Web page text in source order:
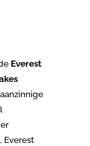
Everest
Everest